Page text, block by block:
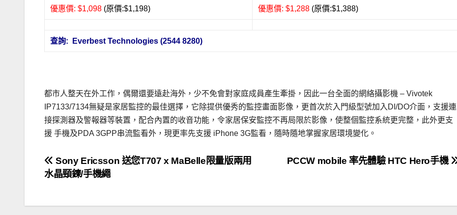
優惠價: $1,098 (原價:$1,198) 優惠價: $1,288 (原價:$1,388)
查詢: Everbest Technologies (2544 8280)
都市人整天在外工作，偶爾還要遠赴海外，少不免會對家庭成員產生牽掛，因此一台全面的網絡攝影機 – Vivotek
IP7133/7134無疑是家居監控的最佳選擇，它除提供優秀的監控畫面影像，更首次於入門級型號加入DI/DO介面，支援連
接探測器及警報器等裝置，配合內置的收音功能，令家居保安監控不再局限於影像，使整個監控系統更完整，此外更支
援 手機及PDA 3GPP串流監看外，現更率先支援 iPhone 3G監看，隨時隨地掌握家居環境變化。
文
章
導
PCCW mobile 率先體驗 HTC Hero手機
Sony Ericsson 送您T707 x MaBelle限量版兩用
水晶頸鍊/手機繩